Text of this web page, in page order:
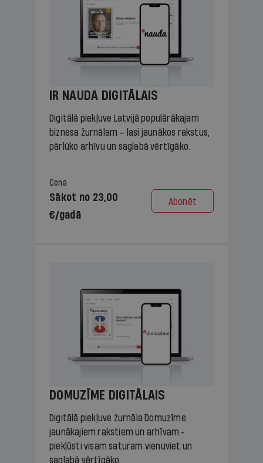
IR NAUDA DIGITĀLAIS
Digitālā piekļuve Latvijā populārākajam
biznesa žurnālam – lasi jaunākos rakstus,
pārlūko arhīvu un saglabā vērtīgāko.
Cena
Sākot no 23,00
€/gadā
Abonēt
DOMUZĪME DIGITĀLAIS
Digitālā piekļuve žurnāla Domuzīme
jaunākajiem rakstiem un arhīvam -
piekļūsti visam saturam vienuviet un
saglabā vērtīgāko.